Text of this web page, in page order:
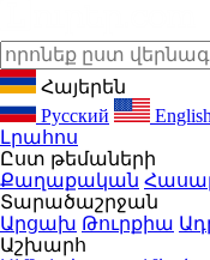
Հայերեն
Русский
English
Լրահոս
Ըստ թեմաների
Քաղաքական
Տարածաշրջան
Արցախ Թուրքիա
Աշխարհ